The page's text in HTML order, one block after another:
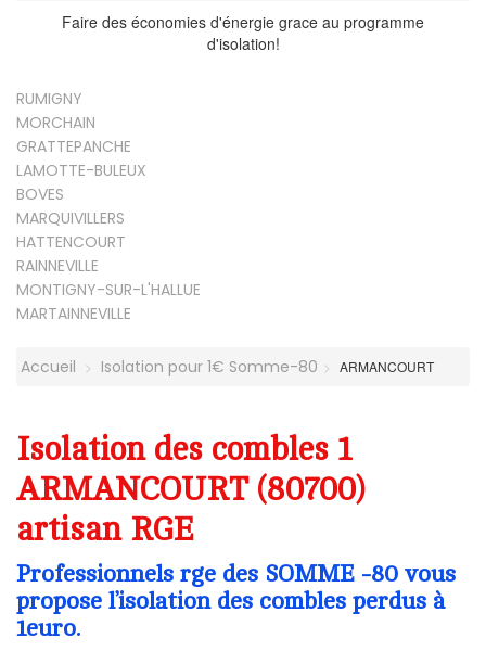
Faire des économies d'énergie grace au programme
d'isolation!
RUMIGNY
MORCHAIN
GRATTEPANCHE
LAMOTTE-BULEUX
BOVES
MARQUIVILLERS
HATTENCOURT
RAINNEVILLE
MONTIGNY-SUR-L'HALLUE
MARTAINNEVILLE
Accueil Isolation pour 1€ Somme-80 ARMANCOURT
Isolation des combles 1
ARMANCOURT (80700)
artisan RGE
Professionnels rge des SOMME -80 vous
propose l’isolation des combles perdus à
1euro.